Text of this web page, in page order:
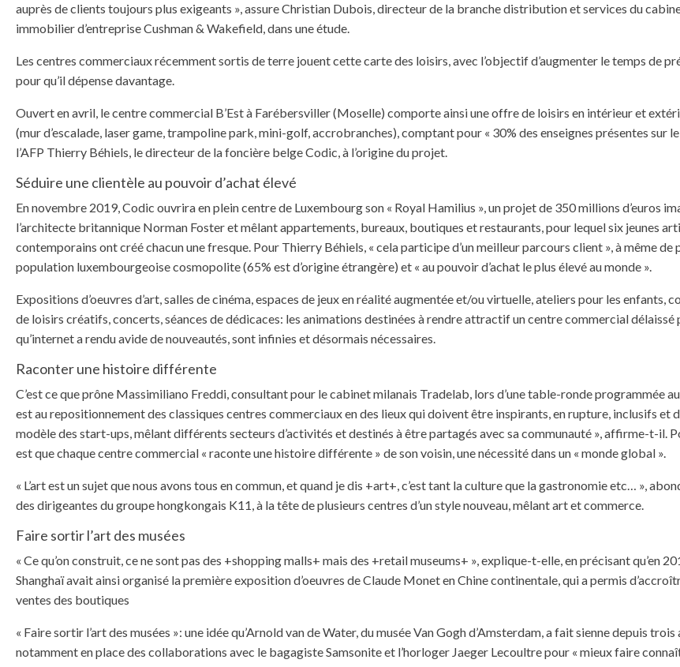
auprès de clients toujours plus exigeants », assure Christian Dubois, directeur de la branche distribution et services du
immobilier d’entreprise Cushman & Wakefield, dans une étude.
Les centres commerciaux récemment sortis de terre jouent cette carte des loisirs, avec l’objectif d’augmenter le temps de
pour qu’il dépense davantage.
Ouvert en avril, le centre commercial B’Est à Farébersviller (Moselle) comporte ainsi une offre de loisirs en intérieur et
(mur d’escalade, laser game, trampoline park, mini-golf, accrobranches), comptant pour « 30% des enseignes présentes sur
l’AFP Thierry Béhiels, le directeur de la foncière belge Codic, à l’origine du projet.
Séduire une clientèle au pouvoir d’achat élevé
En novembre 2019, Codic ouvrira en plein centre de Luxembourg son « Royal Hamilius », un projet de 350 millions d’euros
l’architecte britannique Norman Foster et mêlant appartements, bureaux, boutiques et restaurants, pour lequel six jeunes
contemporains ont créé chacun une fresque. Pour Thierry Béhiels, « cela participe d’un meilleur parcours client », à même de
population luxembourgeoise cosmopolite (65% est d’origine étrangère) et « au pouvoir d’achat le plus élevé au monde ».
Expositions d’oeuvres d’art, salles de cinéma, espaces de jeux en réalité augmentée et/ou virtuelle, ateliers pour les enfants,
de loisirs créatifs, concerts, séances de dédicaces: les animations destinées à rendre attractif un centre commercial délaissé
qu’internet a rendu avide de nouveautés, sont infinies et désormais nécessaires.
Raconter une histoire différente
C’est ce que prône Massimiliano Freddi, consultant pour le cabinet milanais Tradelab, lors d’une table-ronde programmée au
est au repositionnement des classiques centres commerciaux en des lieux qui doivent être inspirants, en rupture, inclusifs et
modèle des start-ups, mêlant différents secteurs d’activités et destinés à être partagés avec sa communauté », affirme-t-il.
est que chaque centre commercial « raconte une histoire différente » de son voisin, une nécessité dans un « monde global ».
« L’art est un sujet que nous avons tous en commun, et quand je dis +art+, c’est tant la culture que la gastronomie etc… »,
des dirigeantes du groupe hongkongais K11, à la tête de plusieurs centres d’un style nouveau, mêlant art et commerce.
Faire sortir l’art des musées
« Ce qu’on construit, ce ne sont pas des +shopping malls+ mais des +retail museums+ », explique-t-elle, en précisant qu’en
Shanghaï avait ainsi organisé la première exposition d’oeuvres de Claude Monet en Chine continentale, qui a permis
ventes des boutiques
« Faire sortir l’art des musées »: une idée qu’Arnold van de Water, du musée Van Gogh d’Amsterdam, a fait sienne depuis
notamment en place des collaborations avec le bagagiste Samsonite et l’horloger Jaeger Lecoultre pour « mieux faire